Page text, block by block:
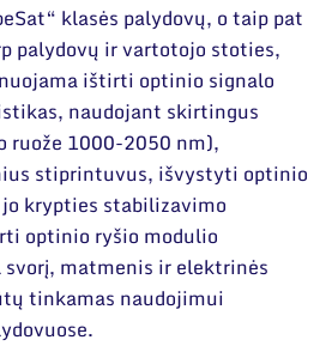
klasės palydovų, o taip pat
palydovų ir vartotojo stoties,
ištirti optinio signalo
naudojant skirtingus
ruože 1000-2050 nm),
stiprintuvus, išvystyti optinio
krypties stabilizavimo
optinio ryšio modulio
matmenis ir elektrinės
tinkamas naudojimui